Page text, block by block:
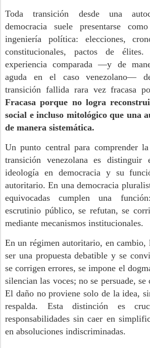
Toda transición desde una
democracia suele presentarse
ingeniería política: elecciones,
constitucionales, pactos de
experiencia comparada —y de
aguda en el caso venezolano—
transición fallida rara vez fracasa
Fracasa porque no logra
social e incluso mitológico que una
de manera sistemática.
Un punto central para comprender
transición venezolana es
ideología en democracia y su
autoritario. En una democracia
equivocadas cumplen una
escrutinio público, se refutan, se
mediante mecanismos institucionales.
En un régimen autoritario, en cambio,
ser una propuesta debatible y se
se corrigen errores, se impone el
silencian las voces; no se persuade,
El daño no proviene solo de la idea,
respalda. Esta distinción es
responsabilidades sin caer en
en absoluciones indiscriminadas.